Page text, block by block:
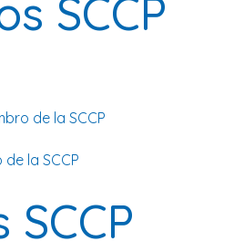
SCCP
de la SCCP
la SCCP